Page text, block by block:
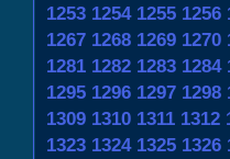
1253 1254 1255 1256
1267 1268 1269 1270
1281 1282 1283 1284
1295 1296 1297 1298
1309 1310 1311 1312
1323 1324 1325 1326